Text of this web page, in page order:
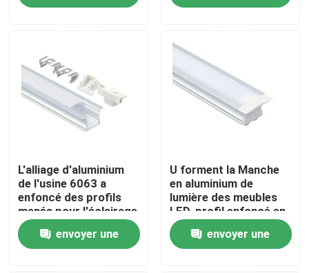
Visite d'usine
Contrôle de qualité
Nouvelles
Profil monté extérieur de LED
L'alliage d'aluminium
de l'usine 6063 a
enfoncé des profils
menés pour l'éclairage
de Cabinet
envoyer une
U forment la Manche
en aluminium de
lumière des meubles
LED, profil enfoncé en
aluminium argenté de
LED
envoyer une